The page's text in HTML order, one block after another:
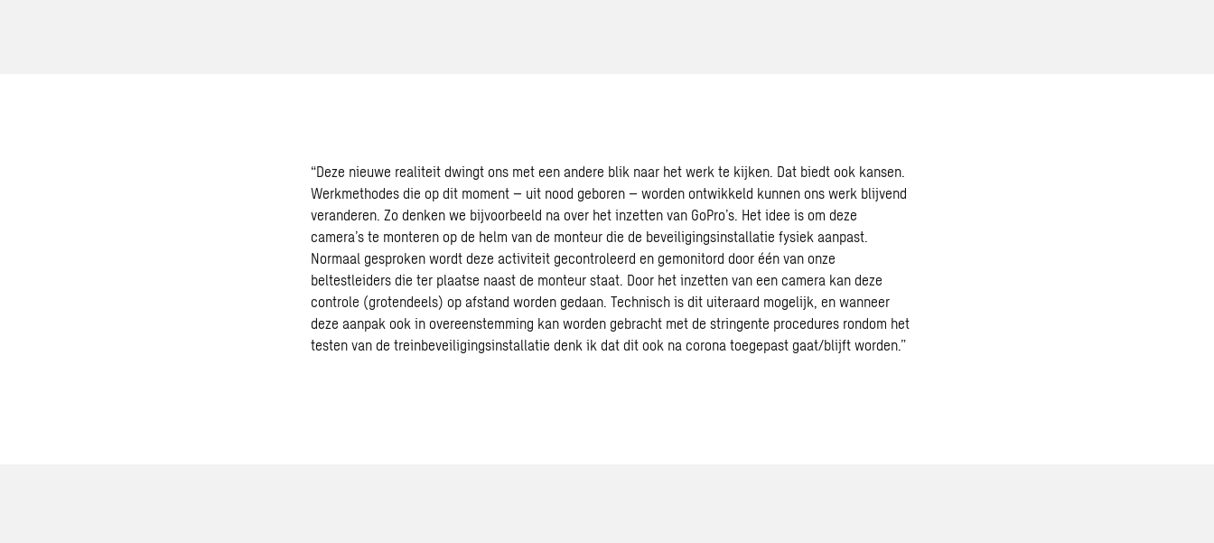
“Deze nieuwe realiteit dwingt ons met een andere blik naar het werk te kijken. Dat biedt ook kansen.
Werkmethodes die op dit moment – uit nood geboren – worden ontwikkeld kunnen ons werk blijvend
veranderen. Zo denken we bijvoorbeeld na over het inzetten van GoPro’s. Het idee is om deze
camera’s te monteren op de helm van de monteur die de beveiligingsinstallatie fysiek aanpast.
Normaal gesproken wordt deze activiteit gecontroleerd en gemonitord door één van onze
beltestleiders die ter plaatse naast de monteur staat. Door het inzetten van een camera kan deze
controle (grotendeels) op afstand worden gedaan. Technisch is dit uiteraard mogelijk, en wanneer
deze aanpak ook in overeenstemming kan worden gebracht met de stringente procedures rondom het
testen van de treinbeveiligingsinstallatie denk ik dat dit ook na corona toegepast gaat/blijft worden.”